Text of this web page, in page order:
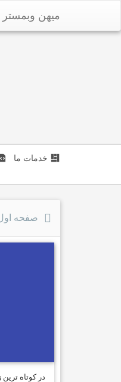
میهن وبمستر
خدمات ما
صفحه
در کوتاه